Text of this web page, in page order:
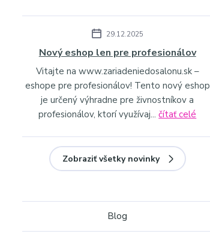
29.12.2025
Nový eshop len pre profesionálov
Vitajte na www.zariadeniedosalonu.sk –
eshope pre profesionálov! Tento nový eshop
je určený výhradne pre živnostníkov a
profesionálov, ktorí využívaj...čítať celé
Zobraziť všetky novinky
Blog